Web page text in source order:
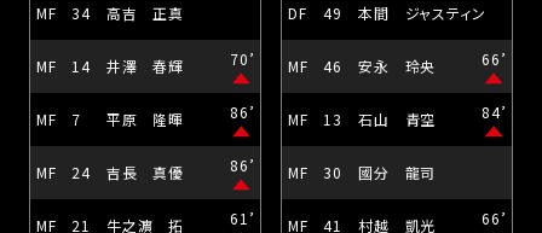
MF 34 高吉 正真
MF 14 井澤 春輝 70’
MF 7 平原 隆暉 86’
MF 24 吉長 真優 86’
MF 21 牛之濵 拓 61’
DF 49 本間 ジャスティン
MF 46 安永 玲央 66’
MF 13 石山 青空 84’
MF 30 國分 龍司
MF 41 村越 凱光 66’